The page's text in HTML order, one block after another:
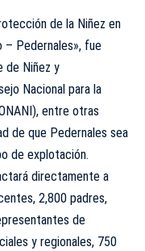
de la Niñez en
– Pedernales», fue
de Niñez y
Nacional para la
entre otras
de que Pedernales sea
de explotación.
directamente a
2,800 padres,
de
y regionales, 750